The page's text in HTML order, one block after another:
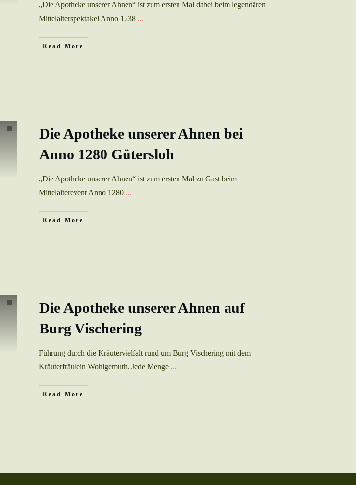
„Die Apotheke unserer Ahnen“ ist zum ersten Mal dabei beim legendären
Mittelalterspektakel Anno 1238 ...
Read More
Die Apotheke unserer Ahnen bei
Anno 1280 Gütersloh
„Die Apotheke unserer Ahnen“ ist zum ersten Mal zu Gast beim
Mittelalterevent Anno 1280 ...
Read More
Die Apotheke unserer Ahnen auf
Burg Vischering
Führung durch die Kräutervielfalt rund um Burg Vischering mit dem
Kräuterfräulein Wohlgemuth. Jede Menge ...
Read More